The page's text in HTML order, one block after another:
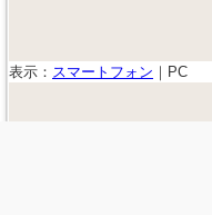
表示： スマートフォン ｜ PC